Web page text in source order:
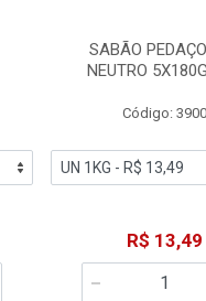
SABÃO
NEUTRO
Código: 3900
R$ 13,49